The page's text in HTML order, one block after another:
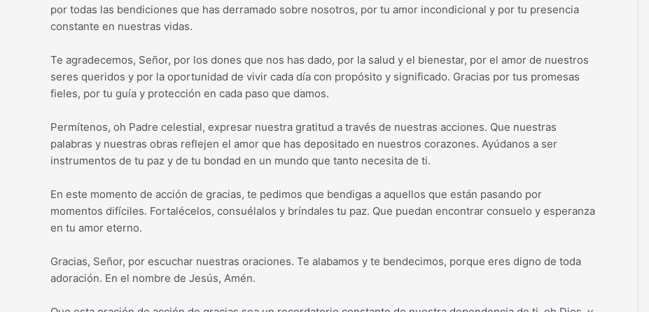
por todas las bendiciones que has derramado sobre nosotros, por tu amor incondicional y por tu presencia
constante en nuestras vidas.
Te agradecemos, Señor, por los dones que nos has dado, por la salud y el bienestar, por el amor de nuestros
seres queridos y por la oportunidad de vivir cada día con propósito y significado. Gracias por tus promesas
fieles, por tu guía y protección en cada paso que damos.
Permítenos, oh Padre celestial, expresar nuestra gratitud a través de nuestras acciones. Que nuestras
palabras y nuestras obras reflejen el amor que has depositado en nuestros corazones. Ayúdanos a ser
instrumentos de tu paz y de tu bondad en un mundo que tanto necesita de ti.
En este momento de acción de gracias, te pedimos que bendigas a aquellos que están pasando por
momentos difíciles. Fortalécelos, consuélalos y bríndales tu paz. Que puedan encontrar consuelo y esperanza
en tu amor eterno.
Gracias, Señor, por escuchar nuestras oraciones. Te alabamos y te bendecimos, porque eres digno de toda
adoración. En el nombre de Jesús, Amén.